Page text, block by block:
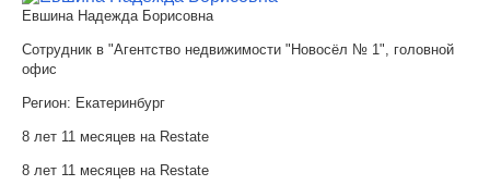
Евшина Надежда Борисовна
Сотрудник в "Агентство недвижимости "Новосёл № 1", головной
офис
Регион: Екатеринбург
8 лет 11 месяцев на Restate
8 лет 11 месяцев на Restate